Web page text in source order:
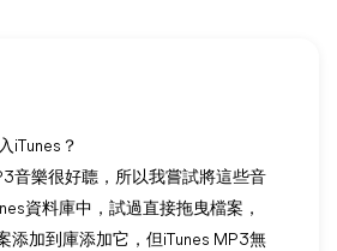
iTunes？
音樂很好聼，所以我嘗試將這些音
資料庫中，試過直接拖曳檔案，
添加到庫添加它，但iTunes MP3無